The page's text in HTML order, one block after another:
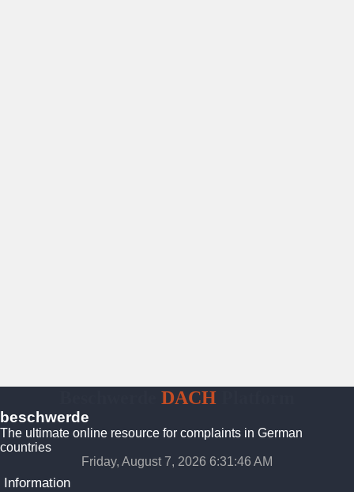
DACH
beschwerde
The ultimate online resource for complaints in German
countries
Friday, August 7, 2026 6:31:47 AM
Information